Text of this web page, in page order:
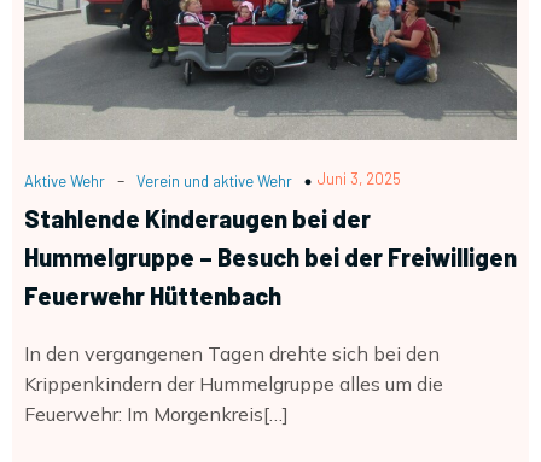
Aktive Wehr - Verein und aktive Wehr Juni 3, 2025
Stahlende Kinderaugen bei der
Hummelgruppe – Besuch bei der Freiwilligen
Feuerwehr Hüttenbach
In den vergangenen Tagen drehte sich bei den
Krippenkindern der Hummelgruppe alles um die
Feuerwehr: Im Morgenkreis[…]